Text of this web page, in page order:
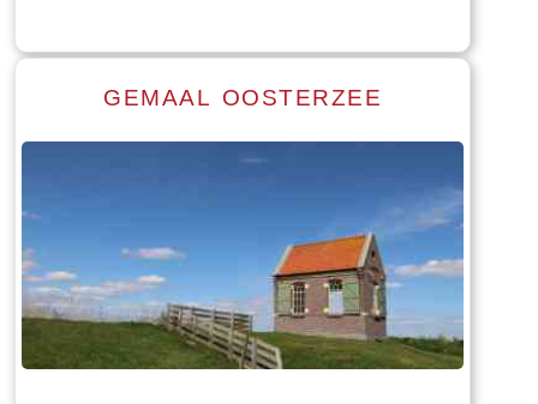
Read more
Tekst: © Foto: © William Wissink
GEMAAL OOSTERZEE